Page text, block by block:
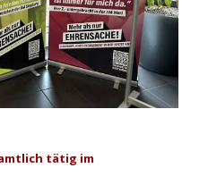
tätig im